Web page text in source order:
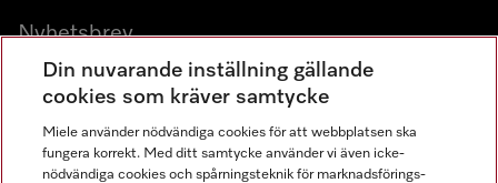
Nyhetsbrev
Gå med i vår gemenskap
Din nuvarande inställning gällande
cookies som kräver samtycke
Miele använder nödvändiga cookies för att webbplatsen ska
fungera korrekt. Med ditt samtycke använder vi även icke-
nödvändiga cookies och spårningsteknik för marknadsförings-